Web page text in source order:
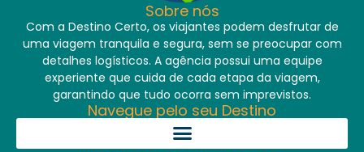
Sobre nós
Com a Destino Certo, os viajantes podem desfrutar de
uma viagem tranquila e segura, sem se preocupar com
detalhes logísticos. A agência possui uma equipe
experiente que cuida de cada etapa da viagem,
garantindo que tudo ocorra sem imprevistos.
Navegue pelo seu Destino